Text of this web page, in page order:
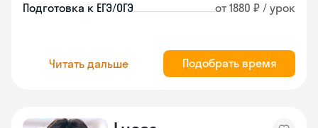
Подготовка к ЕГЭ/ОГЭ от 1880 ₽ / урок
Читать дальше Подобрать время